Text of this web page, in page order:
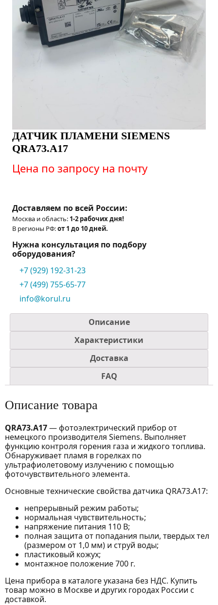
ДАТЧИК ПЛАМЕНИ SIEMENS
QRA73.A17
Цена по запросу на почту
Доставляем по всей России:
Москва и область: 1-2 рабочих дня!
В регионы РФ:от 1 до 10 дней.
Нужна консультация по подбору
оборудования?
+7 (929) 192-31-23
+7 (499) 755-65-77
info@korul.ru
Описание
Характеристики
Доставка
FAQ
Описание товара
QRA73.A17— фотоэлектрический прибор от
немецкого производителя Siemens. Выполняет
функцию контроля горения газа и жидкого топлива.
Обнаруживает пламя в горелках по
ультрафиолетовому излучению с помощью
фоточувствительного элемента.
Основные технические свойства датчика QRA73.A17:
непрерывный режим работы;
нормальная чувствительность;
напряжение питания 110 В;
полная защита от попадания пыли, твердых тел
(размером от 1,0 мм) и струй воды;
пластиковый кожух;
монтажное положение 700 г.
Цена прибора в каталоге указана без НДС. Купить
товар можно в Москве и других городах России с
доставкой.